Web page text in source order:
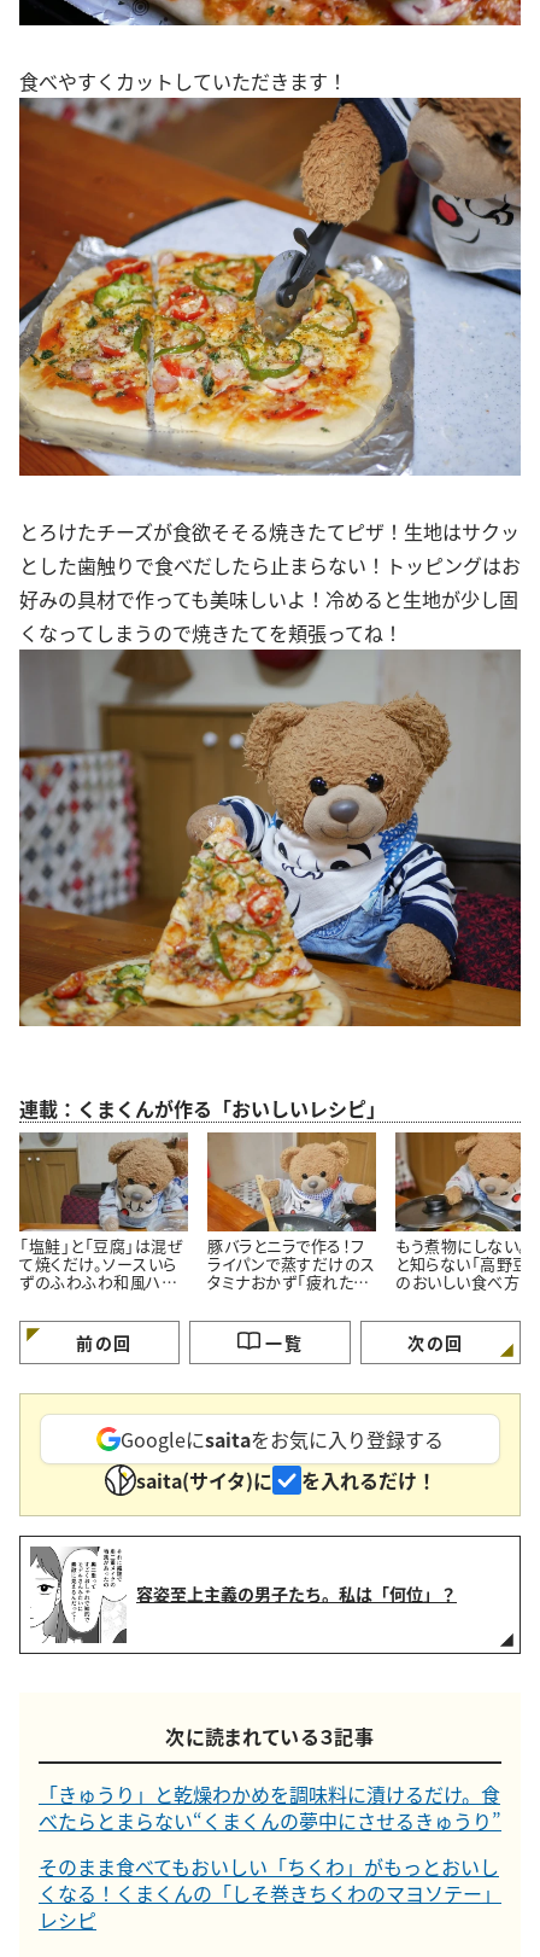
食べやすくカットしていただきます！
とろけたチーズが食欲そそる焼きたてピザ！生地はサクッ
とした歯触りで食べだしたら止まらない！トッピングはお
好みの具材で作っても美味しいよ！冷めると生地が少し固
くなってしまうので焼きたてを頬張ってね！
連載：くまくんが作る「おいしいレシピ」
「塩鮭」と「豆腐」は混ぜ
て焼くだけ。ソースいら
ずのふわふわ和風ハン
豚バラとニラで作る！フ
ライパンで蒸すだけのス
タミナおかず「疲れた体
もう煮物にしない。
と知らない「高野豆
のおいしい食べ方
前の回 一覧 次の回
Googleにsaitaをお気に入り登録する
saita(サイタ)に
を入れるだけ！
容姿至上主義の男子たち。私は「何位」？
次に読まれている３記事
「きゅうり」と乾燥わかめを調味料に漬けるだけ。食
べたらとまらない“くまくんの夢中にさせるきゅうり”
そのまま食べてもおいしい「ちくわ」がもっとおいし
くなる！くまくんの「しそ巻きちくわのマヨソテー」
レシピ